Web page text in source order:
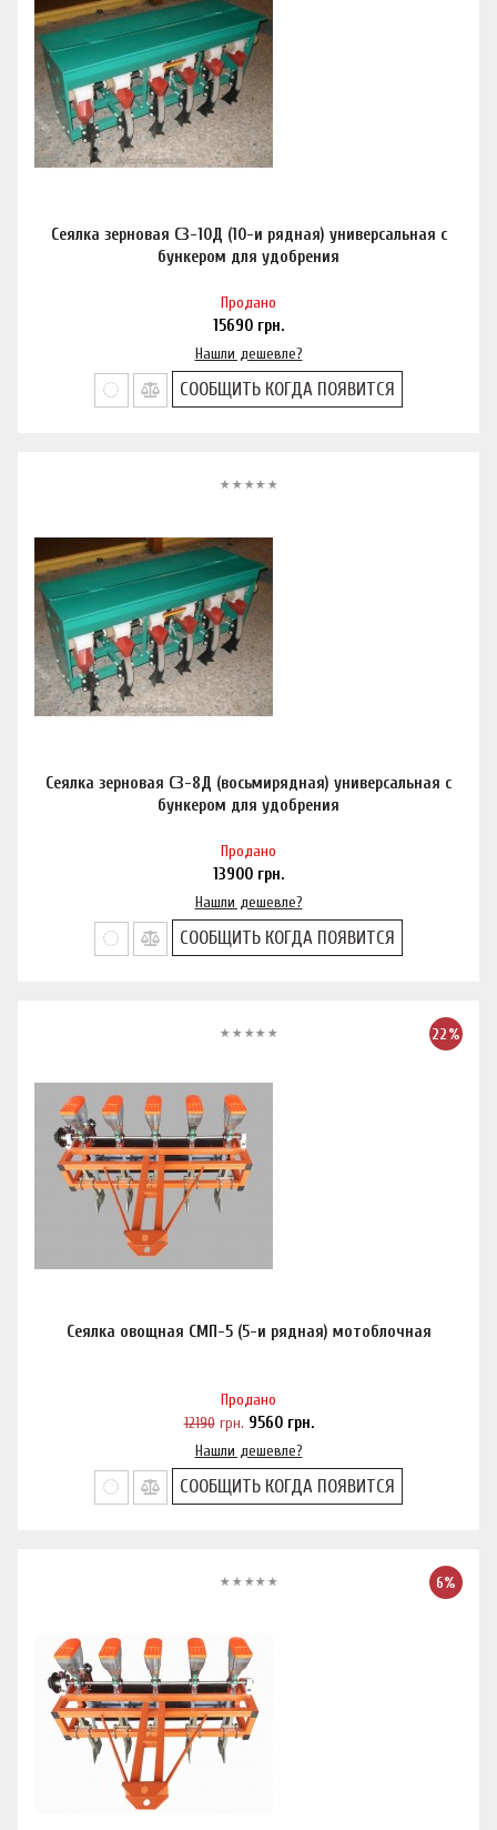
Сеялка зерновая СЗ-10Д (10-и рядная) универсальная c
бункером для удобрения
Продано
15690 грн.
Нашли дешевле?
СООБЩИТЬ КОГДА ПОЯВИТСЯ
Сеялка зерновая СЗ-8Д (восьмирядная) универсальная c
бункером для удобрения
Продано
13900 грн.
Нашли дешевле?
СООБЩИТЬ КОГДА ПОЯВИТСЯ
22%
Сеялка овощная СМП-5 (5-и рядная) мотоблочная
Продано
12190грн. 9560грн.
Нашли дешевле?
СООБЩИТЬ КОГДА ПОЯВИТСЯ
6%